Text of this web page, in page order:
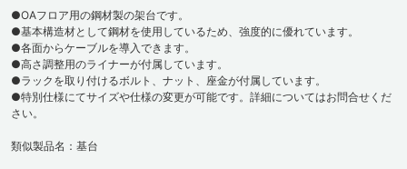
●OAフロア用の鋼材製の架台です。
●基本構造材として鋼材を使用しているため、強度的に優れています。
●各面からケーブルを導入できます。
●高さ調整用のライナーが付属しています。
●ラックを取り付けるボルト、ナット、座金が付属しています。
●特別仕様にてサイズや仕様の変更が可能です。詳細についてはお問合せくだ
さい。
類似製品名：基台